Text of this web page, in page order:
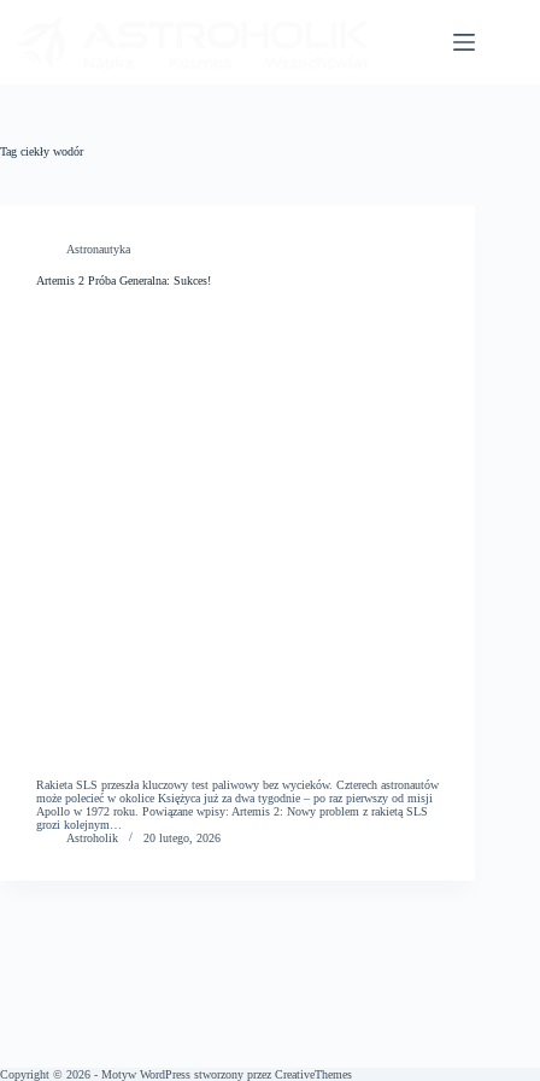
Tag ciekły wodór
Astronautyka
Artemis 2 Próba Generalna: Sukces!
Rakieta SLS przeszła kluczowy test paliwowy bez wycieków. Czterech astronautów
może polecieć w okolice Księżyca już za dwa tygodnie – po raz pierwszy od misji
Apollo w 1972 roku. Powiązane wpisy: Artemis 2: Nowy problem z rakietą SLS
grozi kolejnym…
Astroholik
20 lutego, 2026
Copyright © 2026 - Motyw WordPress stworzony przez CreativeThemes